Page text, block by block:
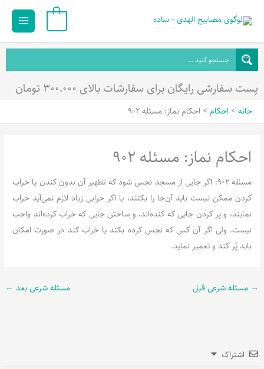
محتوا
Main
پست سفارشی رایگان برای سفارشات بالای ۳۰۰.۰۰۰ تومان
خانه احکام احکام نماز: مسئله 902
احکام نماز: مسئله 902
مسئله 902: اگر جایی از مسجد نجس شود که تطهیر آن بدون کندن یا خراب
کردن ممکن نیست باید آن‌جا را بکنند، یا اگر خرابی زیاد لازم نمی‌آید خراب
نمایند، و پر کردن جایی که کنده‌اند، و ساختن جایی که خراب کرده‌اند واجب
نیست. ولی اگر آن کس که نجس کرده بکند یا خراب کند در صورت امکان
باید پُر کند و تعمیر نماید.
→ مسئله شرعی قبل مسئله شرعی بعد ←
اشتراک